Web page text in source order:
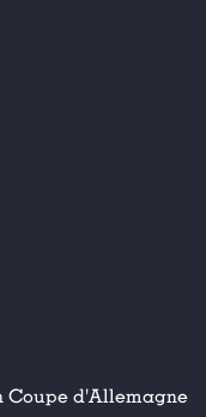
Coupe d'Allemagne